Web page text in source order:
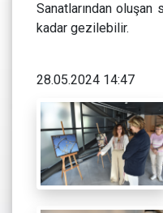
Sanatlarından
kadar gezilebilir.
28.05.2024 14:47